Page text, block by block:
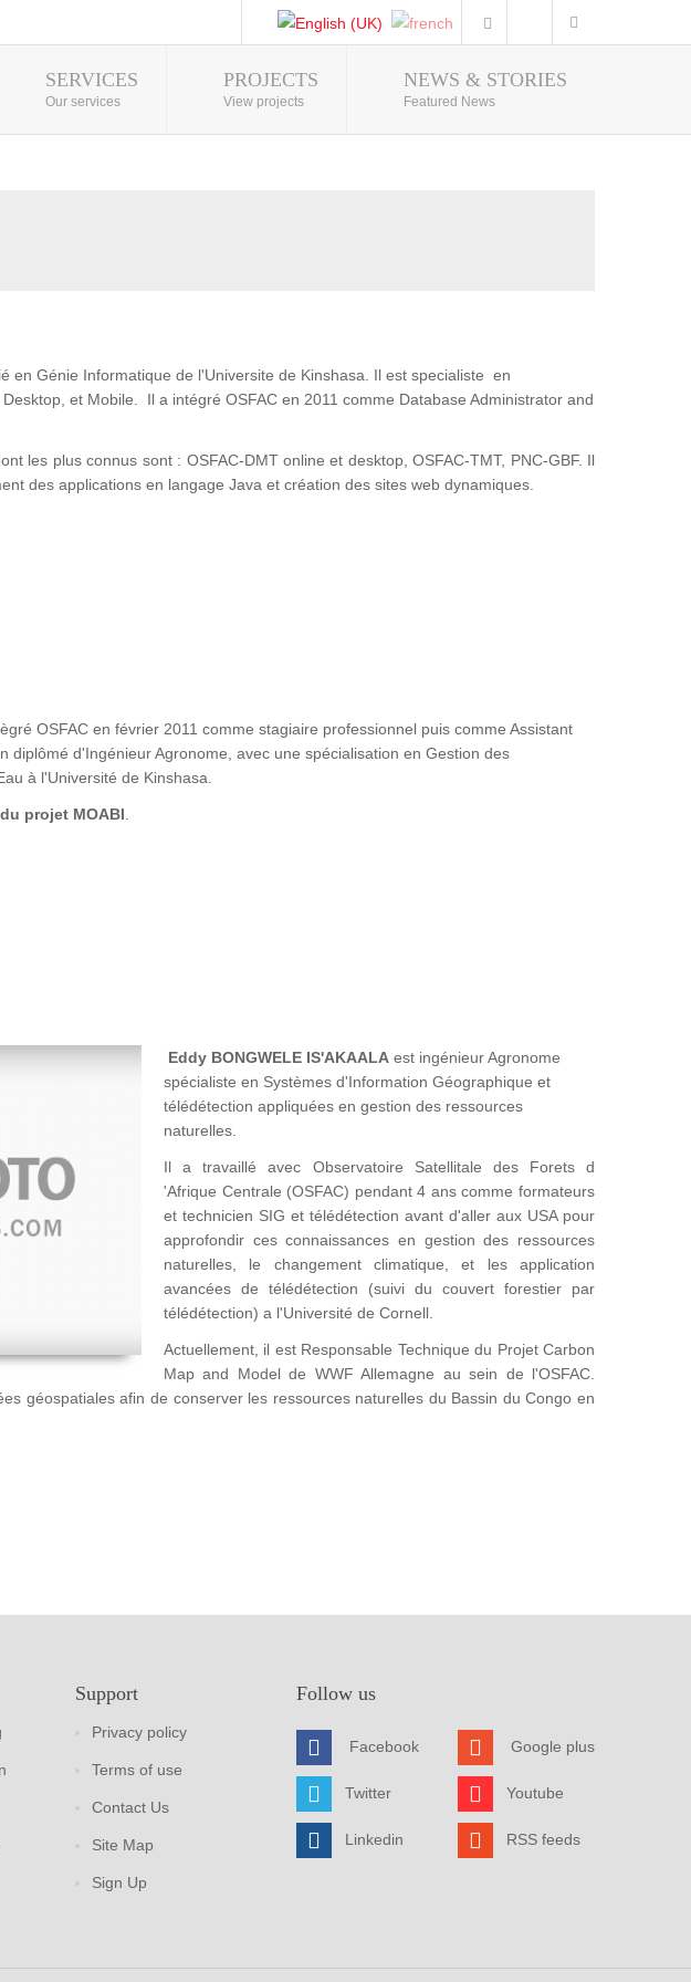
Photo Gallery
SERVICES
Our services
PROJECTS
View projects
NEWS & STORIES
Featured News
en Génie Informatique de l'Universite de Kinshasa. Il est specialiste en
et Mobile. Il a intégré OSFAC en 2011 comme Database Administrator and
les plus connus sont : OSFAC-DMT online et desktop, OSFAC-TMT, PNC-GBF. Il
des applications en langage Java et création des sites web dynamiques.
OSFAC en février 2011 comme stagiaire professionnel puis comme Assistant
diplômé d'Ingénieur Agronome, avec une spécialisation en Gestion des
à l'Université de Kinshasa.
projet MOABI
Eddy BONGWELE IS'AKAALA est ingénieur Agronome
spécialiste en Systèmes d'Information Géographique et
télédétection appliquées en gestion des ressources
naturelles.
Il a travaillé avec Observatoire Satellitale des Forets d
'Afrique Centrale (OSFAC) pendant 4 ans comme formateurs
et technicien SIG et télédétection avant d'aller aux USA pour
approfondir ces connaissances en gestion des ressources
naturelles, le changement climatique, et les application
avancées de télédétection (suivi du couvert forestier par
télédétection) a l'Université de Cornell.
Actuellement, il est Responsable Technique du Projet Carbon
Map and Model de WWF Allemagne au sein de l'OSFAC.
géospatiales afin de conserver les ressources naturelles du Bassin du Congo en
Support
Privacy policy
Terms of use
Contact Us
Site Map
Sign Up
Follow us
Facebook
Twitter
Linkedin
Google plus
Youtube
RSS feeds